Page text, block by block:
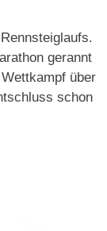
gerannt
über
schon